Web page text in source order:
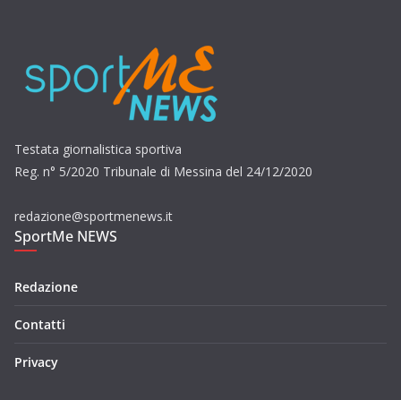
Testata giornalistica sportiva
Reg. n° 5/2020 Tribunale di Messina del 24/12/2020
redazione@sportmenews.it
SportMe NEWS
Redazione
Contatti
Privacy